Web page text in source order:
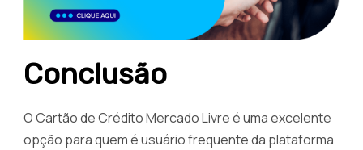
Conclusão
O Cartão de Crédito Mercado Livre é uma excelente
opção para quem é usuário frequente da plataforma